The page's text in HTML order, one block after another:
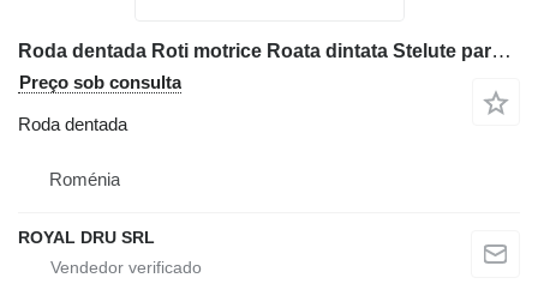
Roda dentada Roti motrice Roata dintata Stelute para escavadora Volvo EC210 240
Preço sob consulta
Roda dentada
Roménia
ROYAL DRU SRL